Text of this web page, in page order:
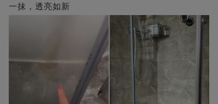
一抹，透亮如新